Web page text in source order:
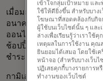
เมื่อมองไปข้างหน้า มาร์ริเ
อนาคตของการชำระเงินใ
ออนไลน์และออฟไลน์มาบ
ช้อปปิ้งที่ปรับแต่งให้เหมาะ
ชำระเงินที่ราบรื่น
กามิเอลโลกล่าวว่า “ลอง
เข้าใจกลุ่มเป้าหมาย แล
ใช้ให้ดียิ่งขึ้น สำหรับบาง
โฆษณาที่สอดคล้องกับกิจ
ผู้ใช้บนเว็บไซต์นั้น ๆ แล
ล่างเพื่อเรียนรู้ว่าเราใช้
เหตุผลในการใช้งาน คุณ
ยินยอมได้เสมอ โดยใช้เ
หน้าจอ (สำหรับบางเว็บ
ปฏิเสธคุกกี้บางรายการห
ทำงานของเว็บไซต์